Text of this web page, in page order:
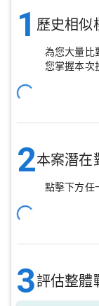
1 歷史相似
為您大量比
您掌握本次
2本案潛在
點擊下方任
3評估整體